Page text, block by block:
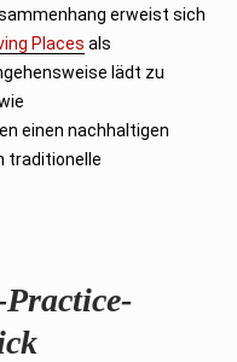
erweist sich
Places als
lädt zu
einen nachhaltigen
traditionelle